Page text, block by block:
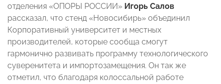
отделения «ОПОРЫ РОССИИ» Игорь Салов
рассказал, что стенд «Новосибирь» объединил
Корпоративный университет и местных
производителей, которые сообща смогут
гармонично развивать программу технологического
суверенитета и импортозамещения. Он так же
отметил, что благодаря колоссальной работе